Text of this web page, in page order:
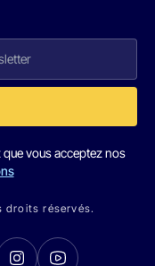
vous acceptez nos
droits réservés.